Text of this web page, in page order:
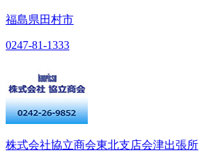
福島県田村市
0247-81-1333
株式会社協立商会東北支店会津出張所